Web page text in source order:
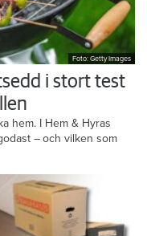
Foto: Getty Images
i stort test
hem. I Hem & Hyras
– och vilken som